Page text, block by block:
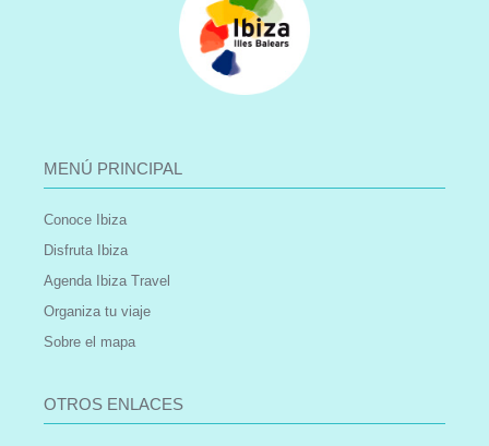
MENÚ PRINCIPAL
Conoce Ibiza
Disfruta Ibiza
Agenda Ibiza Travel
Organiza tu viaje
Sobre el mapa
OTROS ENLACES